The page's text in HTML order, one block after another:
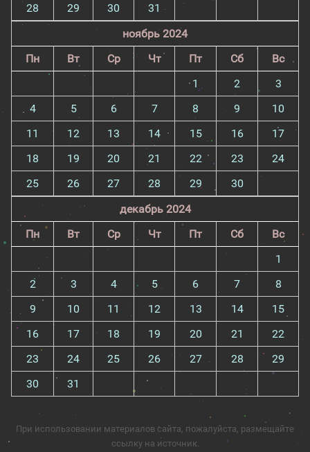
28
29 30
31
ноябрь 2024
Пн
Вт Ср Чт Пт Сб
Вс
1
2
3
4
5 6 7 8 9
10
11
12 13 14 15 16
17
18
19 20 21 22 23
24
25
26 27 28 29
30
декабрь 2024
Пн
Вт Ср Чт Пт Сб
Вс
1
2
3 4 5 6 7
8
9
10 11 12 13 14
15
16
17 18 19 20 21
22
23
24 25 26 27 28
29
30
31
При использовании материалов сайта, пожалуйста, размещайте
ссылку на источник.